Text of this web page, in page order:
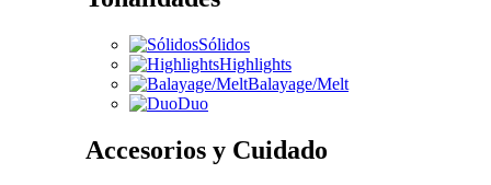
Sólidos
Highlights
Balayage/Melt
Duo
Accesorios y Cuidado